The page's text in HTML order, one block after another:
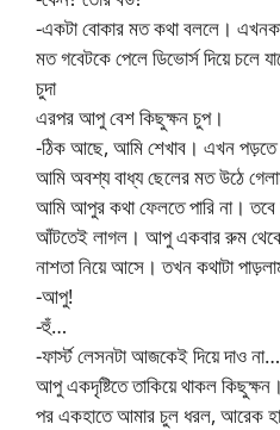
-একটা বোকার মত কথা বললে।
মত গবেটকে পেলে ডিভোর্স দিয়ে চলে
চুদা
এরপর আপু বেশ কিছুক্ষন চুপ।
-ঠিক আছে, আমি শেখাব। এখন
আমি অবশ্য বাধ্য ছেলের মত উঠে
আমি আপুর কথা ফেলতে পারি না। তবে
আঁটতেই লাগল। আপু একবার রুম থেকে
নাশতা নিয়ে আসে। তখন কথাটা
-আপু!
-হুঁ…
-ফার্স্ট লেসনটা আজকেই দিয়ে দাও না…
আপু একদৃষ্টিতে তাকিয়ে থাকল
পর একহাতে আমার চুল ধরল, আরেক